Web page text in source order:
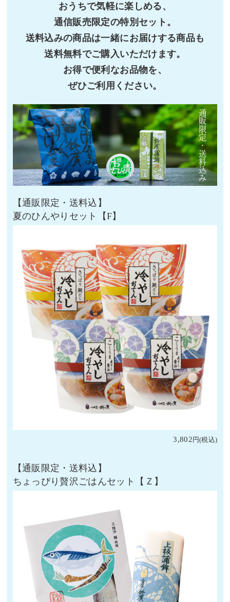
おうちで気軽に楽しめる、
通信販売限定の特別セット。
送料込みの商品は一緒にお届けする商品も
送料無料でご購入いただけます。
お得で便利なお品物を、
ぜひご利用ください。
夏のひんやりセット【F】
3,802
ちょっぴり贅沢ごはんセット【Ｚ】